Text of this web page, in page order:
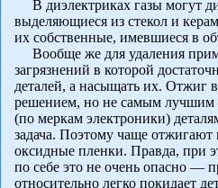
В диэлектриках газы могут
выделяющиеся из стекол и
их собственные, имевшиеся в
Вообще же для удаления
загрязнений в которой
деталей, а насыщать их. Отжиг
решением, но не самым лучшим
(по меркам электроники)
задача. Поэтому чаще отжигают
оксидные пленки. Правда, при
по себе это не очень опасно —
относительно легко покидает